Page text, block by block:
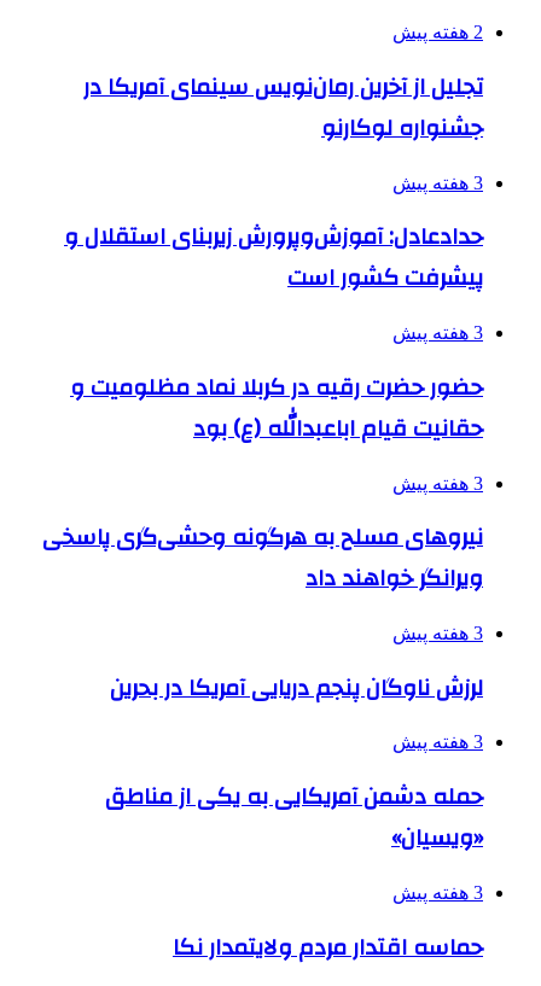
2 هفته پیش
تجلیل از آخرین رمان‌نویس سینمای آمریکا در
جشنواره لوکارنو
3 هفته پیش
حدادعادل: آموزش‌وپرورش زیربنای استقلال و
پیشرفت کشور است
3 هفته پیش
حضور حضرت رقیه در کربلا نماد مظلومیت و
حقانیت قیام اباعبدالله (ع) بود
3 هفته پیش
نیروهای مسلح به هرگونه وحشی‌گری پاسخی
ویرانگر خواهند داد
3 هفته پیش
لرزش ناوگان پنجم دریایی آمریکا در بحرین
3 هفته پیش
حمله دشمن آمریکایی به یکی از مناطق
«ویسیان»
3 هفته پیش
حماسه اقتدار مردم ولایتمدار نکا